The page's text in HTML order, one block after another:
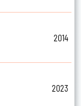
2014
2023